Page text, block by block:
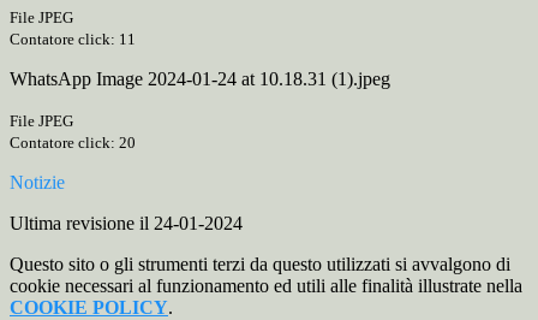
File JPEG
Contatore click: 11
WhatsApp Image 2024-01-24 at 10.18.31 (1).jpeg
File JPEG
Contatore click: 20
Notizie
Ultima revisione il 24-01-2024
Questo sito o gli strumenti terzi da questo utilizzati si avvalgono di
cookie necessari al funzionamento ed utili alle finalità illustrate nella
COOKIE POLICY.